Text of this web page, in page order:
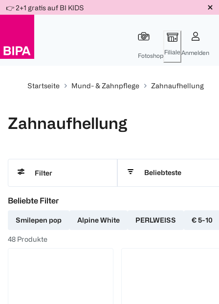
Für
Für
Für
Weiter
zum
👉 2+1 gratis auf BI KIDS
Fotoshop Filiale Anmelden
Startseite Mund- & Zahnpflege Zahnaufhellung
Zahnaufhellung
Filter Beliebteste
Beliebte Filter
Smilepen pop Alpine White PERLWEISS € 5-10
48 Produkte